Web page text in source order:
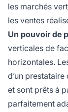
les marchés
les ventes
Un pouvoir de
verticales de
horizontales.
d’un
et sont prêts à
parfaitement